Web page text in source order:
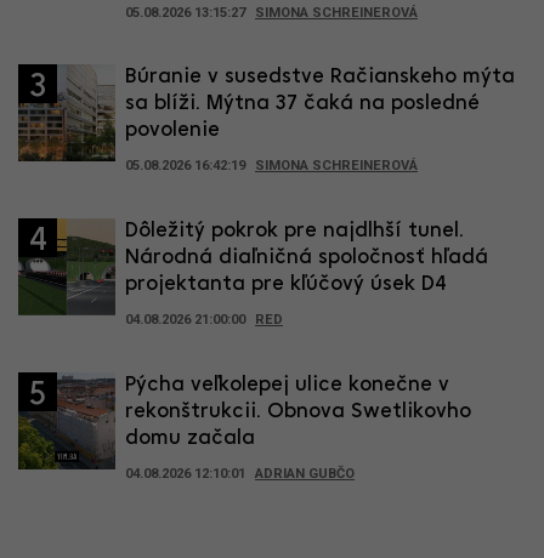
05.08.2026 13:15:27 SIMONA SCHREINEROVÁ
3
Búranie v susedstve Račianskeho mýta
sa blíži. Mýtna 37 čaká na posledné
povolenie
05.08.2026 16:42:19 SIMONA SCHREINEROVÁ
4
Dôležitý pokrok pre najdlhší tunel.
Národná diaľničná spoločnosť hľadá
projektanta pre kľúčový úsek D4
04.08.2026 21:00:00 RED
5
Pýcha veľkolepej ulice konečne v
rekonštrukcii. Obnova Swetlikovho
domu začala
04.08.2026 12:10:01 ADRIAN GUBČO